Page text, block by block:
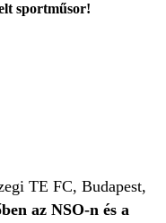
sportműsor!
TE FC, Budapest,
az NSO-n és a